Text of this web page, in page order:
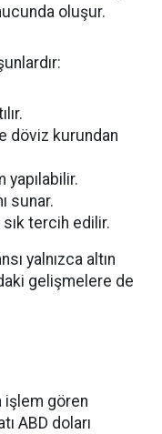
oluşur.
döviz kurundan
yapılabilir.
sunar.
sık tercih edilir.
yalnızca altın
gelişmelere de
işlem gören
ABD doları